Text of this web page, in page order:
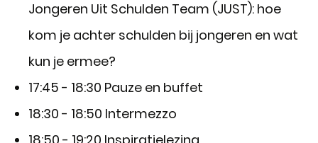
Jongeren Uit Schulden Team (JUST): hoe
kom je achter schulden bij jongeren en wat
kun je ermee?
17:45 - 18:30 Pauze en buffet
18:30 - 18:50 Intermezzo